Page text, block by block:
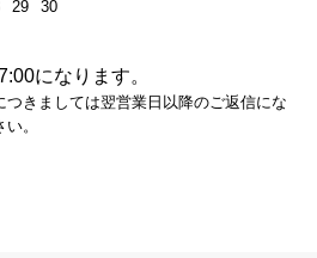
29 30
になります。
きましては翌営業日以降のご返信にな
。